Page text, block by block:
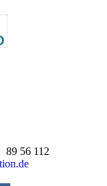
56 112